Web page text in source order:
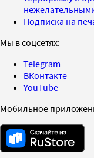
Подписка на
Мы в соцсетях:
Telegram
ВКонтакте
YouTube
Мобильное